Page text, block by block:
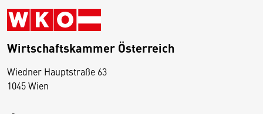
Wirtschaftskammer Österreich
Wiedner Hauptstraße 63
1045 Wien
D